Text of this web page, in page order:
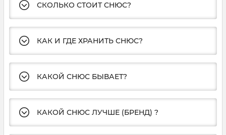
СКОЛЬКО СТОИТ СНЮС?
КАК И ГДЕ ХРАНИТЬ СНЮС?
КАКОЙ СНЮС БЫВАЕТ?
КАКОЙ СНЮС ЛУЧШЕ (БРЕНД) ?